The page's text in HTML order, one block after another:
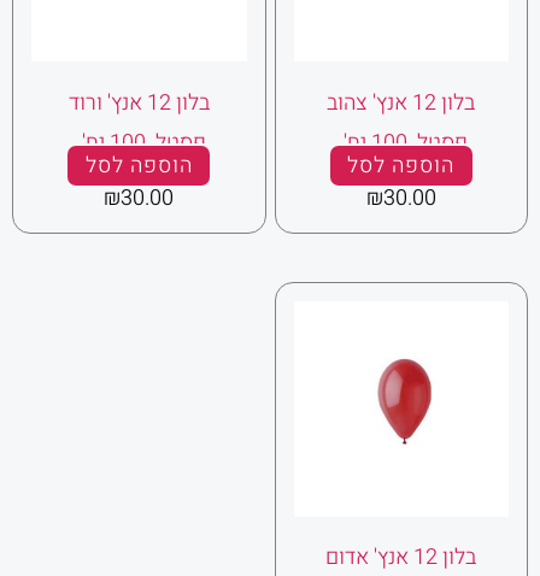
בלון 12 אנץ' צהוב
פסטל 100 יח' .
הוספה לסל
₪30.00
בלון 12 אנץ' ורוד
פסטל 100 יח' .
הוספה לסל
₪30.00
בלון 12 אנץ' אדום